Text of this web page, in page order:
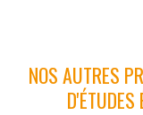
NOS AUTRES
D'ÉTUDES